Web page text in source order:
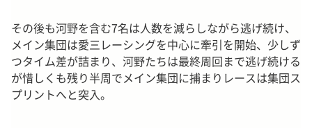
その後も河野を含む7名は人数を減らしながら逃げ続け、
メイン集団は愛三レーシングを中心に牽引を開始、少しず
つタイム差が詰まり、河野たちは最終周回まで逃げ続ける
が惜しくも残り半周でメイン集団に捕まりレースは集団ス
プリントへと突入。